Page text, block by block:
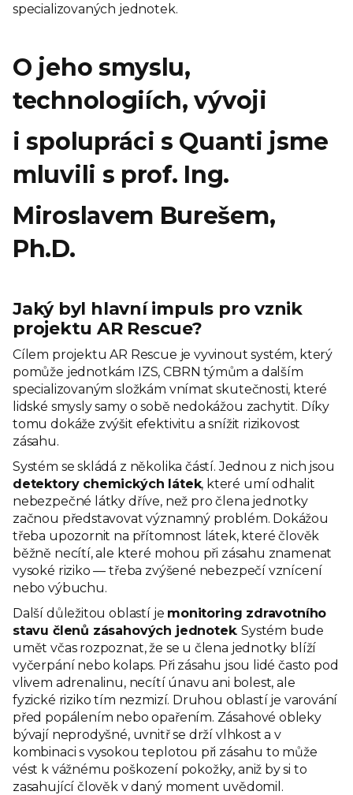
specializovaných jednotek.
O jeho smyslu,
technologiích, vývoji
i spolupráci s Quanti jsme
mluvili s prof. Ing.
Miroslavem Burešem,
Ph.D.
Jaký byl hlavní impuls pro vznik
projektu AR Rescue?
Cílem projektu AR Rescue je vyvinout systém, který
pomůže jednotkám IZS, CBRN týmům a dalším
specializovaným složkám vnímat skutečnosti, které
lidské smysly samy o sobě nedokážou zachytit. Díky
tomu dokáže zvýšit efektivitu a snížit rizikovost
zásahu.
Systém se skládá z několika částí. Jednou z nich jsou
detektory chemických látek, které umí odhalit
nebezpečné látky dříve, než pro člena jednotky
začnou představovat významný problém. Dokážou
třeba upozornit na přítomnost látek, které člověk
běžně necítí, ale které mohou při zásahu znamenat
vysoké riziko — třeba zvýšené nebezpečí vznícení
nebo výbuchu.
Další důležitou oblastí je monitoring zdravotního
stavu členů zásahových jednotek. Systém bude
umět včas rozpoznat, že se u člena jednotky blíží
vyčerpání nebo kolaps. Při zásahu jsou lidé často pod
vlivem adrenalinu, necítí únavu ani bolest, ale
fyzické riziko tím nezmizí. Druhou oblastí je varování
před popálením nebo opařením. Zásahové obleky
bývají neprodyšné, uvnitř se drží vlhkost a v
kombinaci s vysokou teplotou při zásahu to může
vést k vážnému poškození pokožky, aniž by si to
zasahující člověk v daný moment uvědomil.